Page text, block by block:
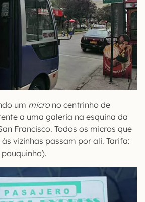
um micro no centrinho de
a uma galeria na esquina da
Francisco. Todos os micros que
vizinhas passam por ali. Tarifa:
pouquinho).